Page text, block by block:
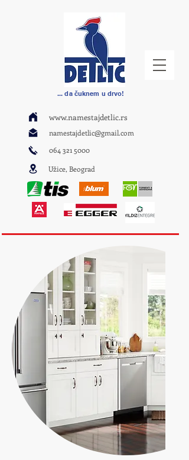
www.namestajdetlic.rs
... da čuknem u drvo!
namestajdetlic@gmail.com
064 321 5000
Užice, Beograd